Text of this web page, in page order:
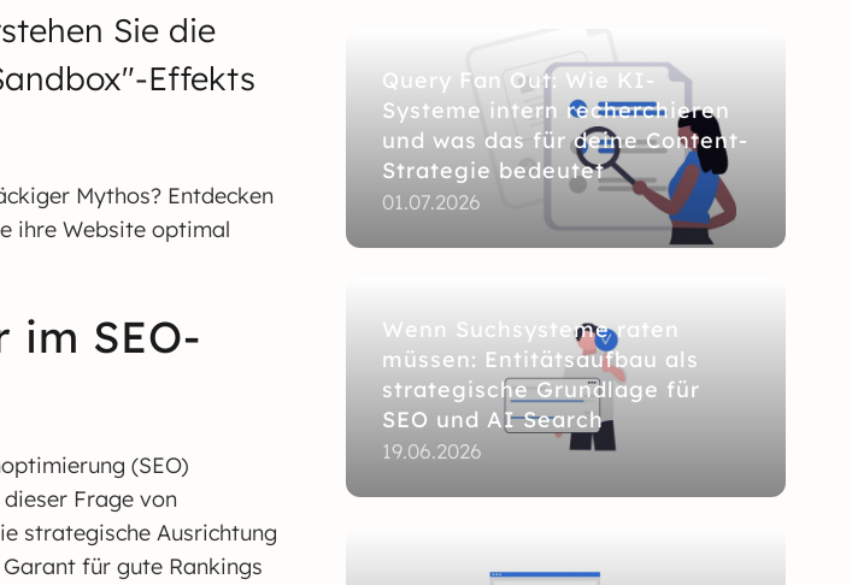
Sie die
Effekts
Mythos? Entdecken
ihre Website optimal
SEO-
(SEO)
Frage von
strategische Ausrichtung
für gute Rankings
Query Fan Out: Wie KI-
Systeme intern recherchieren
und was das für deine Content-
Strategie bedeutet
01.07.2026
Wenn Suchsysteme raten
müssen: Entitätsaufbau als
strategische Grundlage für
SEO und AI Search
19.06.2026